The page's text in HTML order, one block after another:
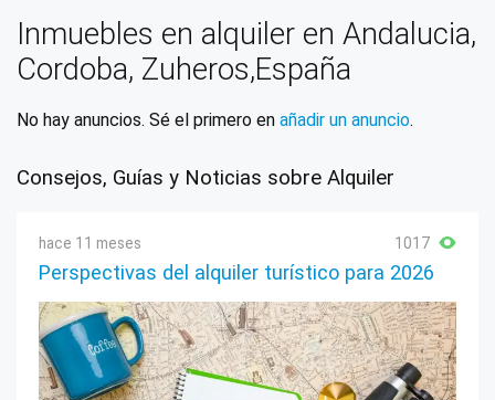
Inmuebles en alquiler en Andalucia,
Cordoba, Zuheros,España
No hay anuncios. Sé el primero en añadir un anuncio.
Consejos, Guías y Noticias sobre Alquiler
hace 11 meses 1017
Perspectivas del alquiler turístico para 2026